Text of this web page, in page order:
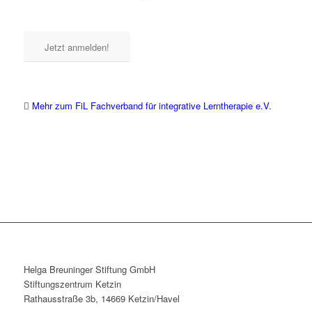
Jetzt anmelden!
Mehr zum FiL Fachverband für integrative Lerntherapie e.V.
Helga Breuninger Stiftung GmbH
Stiftungszentrum Ketzin
Rathausstraße 3b, 14669 Ketzin/Havel